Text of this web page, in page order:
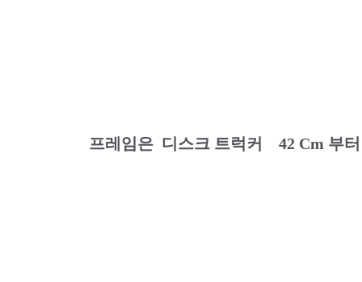
프레임은 디스크 트럭커 42 Cm 부